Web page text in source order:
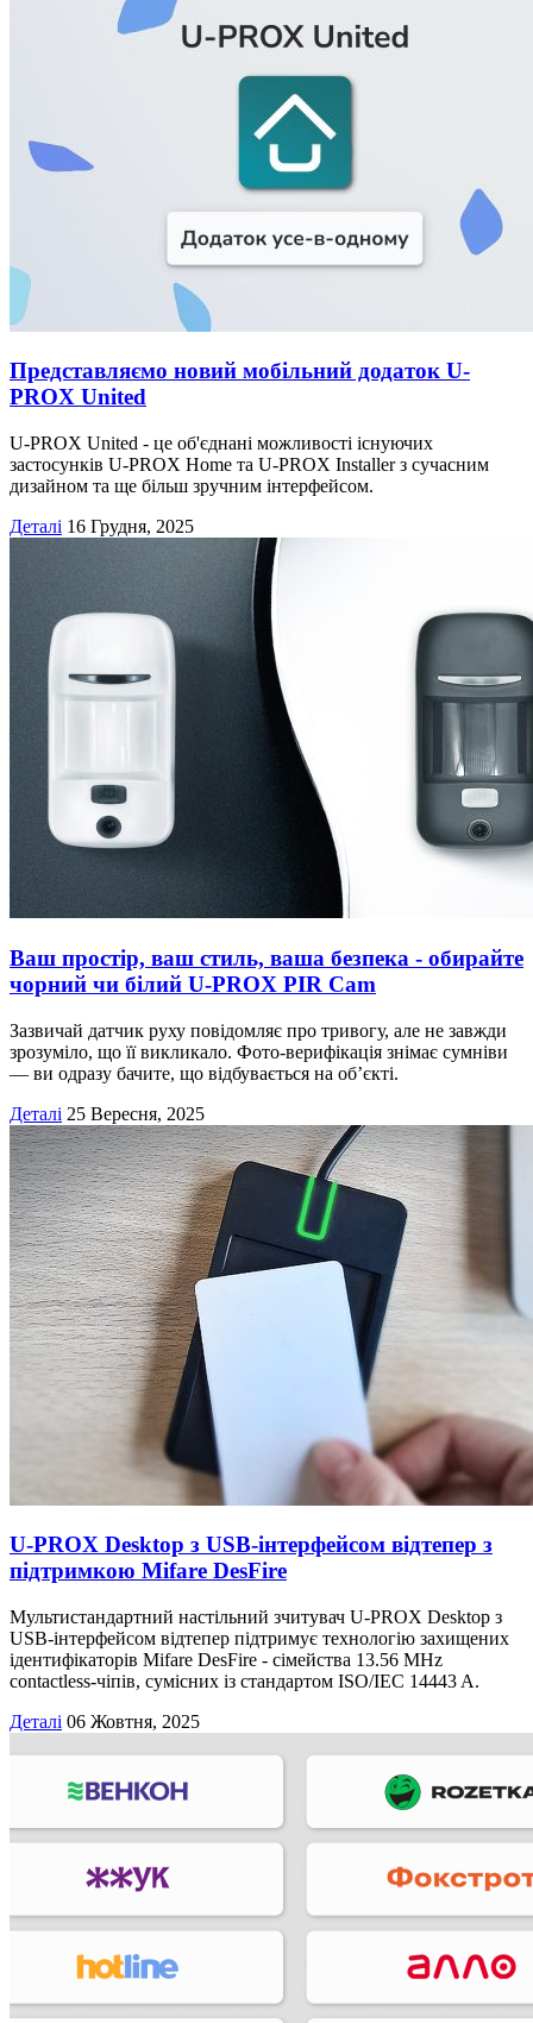
Представляємо новий мобільний додаток U-
PROX United
U-PROX United - це об'єднані можливості існуючих
застосунків U-PROX Home та U-PROX Installer з сучасним
дизайном та ще більш зручним інтерфейсом.
Деталі 16 Грудня, 2025
Ваш простір, ваш стиль, ваша безпека - обирайте
чорний чи білий U-PROX PIR Cam
Зазвичай датчик руху повідомляє про тривогу, але не завжди
зрозуміло, що її викликало. Фото-верифікація знімає сумніви
— ви одразу бачите, що відбувається на об’єкті.
Деталі 25 Вересня, 2025
U-PROX Desktop з USB-інтерфейсом відтепер з
підтримкою Mifare DesFire
Мультистандартний настільний зчитувач U-PROX Desktop з
USB-інтерфейсом відтепер підтримує технологію захищених
ідентифікаторів Mifare DesFire - сімейства 13.56 MHz
contactless-чіпів, сумісних із стандартом ISO/IEC 14443 A.
Деталі 06 Жовтня, 2025